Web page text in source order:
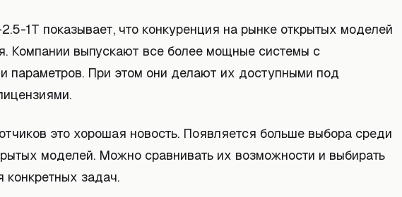
1T показывает, что конкуренция на рынке открытых моделей
Компании выпускают все более мощные системы с
параметров. При этом они делают их доступными под
это хорошая новость. Появляется больше выбора среди
моделей. Можно сравнивать их возможности и выбирать
задач.